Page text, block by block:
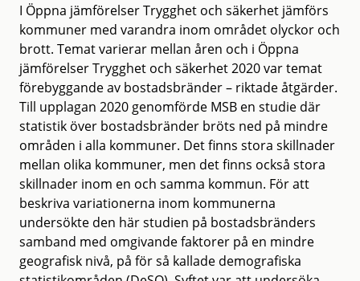
I Öppna jämförelser Trygghet och säkerhet jämförs
kommuner med varandra inom området olyckor och
brott. Temat varierar mellan åren och i Öppna
jämförelser Trygghet och säkerhet 2020 var temat
förebyggande av bostadsbränder – riktade åtgärder.
Till upplagan 2020 genomförde MSB en studie där
statistik över bostadsbränder bröts ned på mindre
områden i alla kommuner. Det finns stora skillnader
mellan olika kommuner, men det finns också stora
skillnader inom en och samma kommun. För att
beskriva variationerna inom kommunerna
undersökte den här studien på bostadsbränders
samband med omgivande faktorer på en mindre
geografisk nivå, på för så kallade demografiska